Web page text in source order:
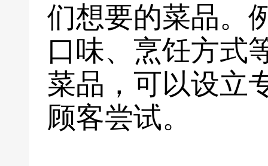
们想要的菜品。
口味、烹饪方式
菜品，可以设立
顾客尝试。